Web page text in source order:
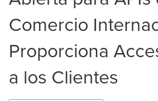
Comercio
Proporciona
a los Clientes